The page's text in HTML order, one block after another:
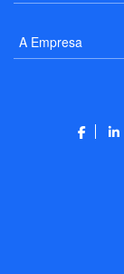
A Empresa